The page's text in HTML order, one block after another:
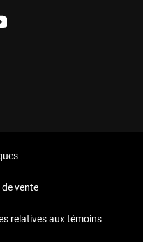
vente
relatives aux témoins